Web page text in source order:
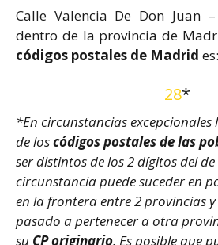
Calle Valencia De Don Juan
dentro de la provincia de
códigos postales de Madrid es:
28*
*En circunstancias excepcionales
de loscódigos postales de las
ser distintos de los 2 dígitos del
circunstancia puede suceder en
en la frontera entre 2 provincias
pasado a pertenecer a otra
su CP originario. Es posible que